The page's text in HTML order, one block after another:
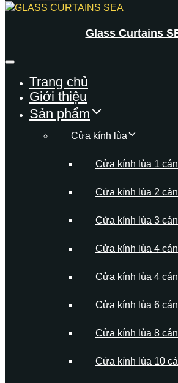
Glass Curtains
Trang chủ
Giới thiệu
Sản phẩm
Cửa kính lùa
Cửa kính lùa 1
Cửa kính lùa 2
Cửa kính lùa 3
Cửa kính lùa 4
Cửa kính lùa 4
Cửa kính lùa 6
Cửa kính lùa 8
Cửa kính lùa 10